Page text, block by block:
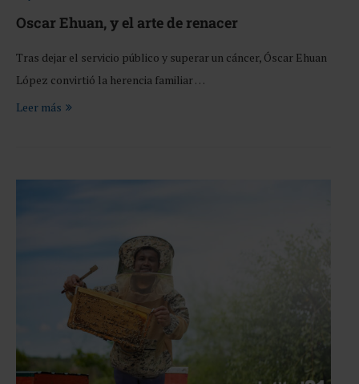
Oscar Ehuan, y el arte de renacer
Tras dejar el servicio público y superar un cáncer, Óscar Ehuan
López convirtió la herencia familiar …
Leer más